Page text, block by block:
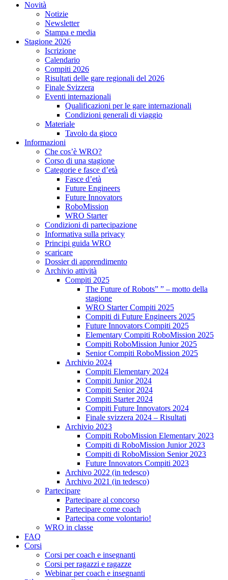
Novità
Notizie
Newsletter
Stampa e media
Stagione 2026
Iscrizione
Calendario
Compiti 2026
Risultati delle gare regionali del 2026
Finale Svizzera
Eventi internazionali
Qualificazioni per le gare internazionali
Condizioni generali di viaggio
Materiale
Tavolo da gioco
Informazioni
Che cos’è WRO?
Corso di una stagione
Categorie e fasce d’età
Fasce d’età
Future Engineers
Future Innovators
RoboMission
WRO Starter
Condizioni di partecipazione
Informativa sulla privacy
Principi guida WRO
scaricare
Dossier di apprendimento
Archivio attività
Compiti 2025
The Future of Robots” ” – motto della
stagione
WRO Starter Compiti 2025
Compiti di Future Engineers 2025
Future Innovators Compiti 2025
Elementary Compiti RoboMission 2025
Compiti RoboMission Junior 2025
Senior Compiti RoboMission 2025
Archivio 2024
Compiti Elementary 2024
Compiti Junior 2024
Compiti Senior 2024
Compiti Starter 2024
Compiti Future Innovators 2024
Finale svizzera 2024 – Risultati
Archivio 2023
Compiti RoboMission Elementary 2023
Compiti di RoboMission Junior 2023
Compiti di RoboMission Senior 2023
Future Innovators Compiti 2023
Archivo 2022 (in tedesco)
Archivo 2021 (in tedesco)
Partecipare
Partecipare al concorso
Partecipare come coach
Partecipa come volontario!
WRO in classe
FAQ
Corsi
Corsi per coach e insegnanti
Corsi per ragazzi e ragazze
Webinar per coach e insegnanti